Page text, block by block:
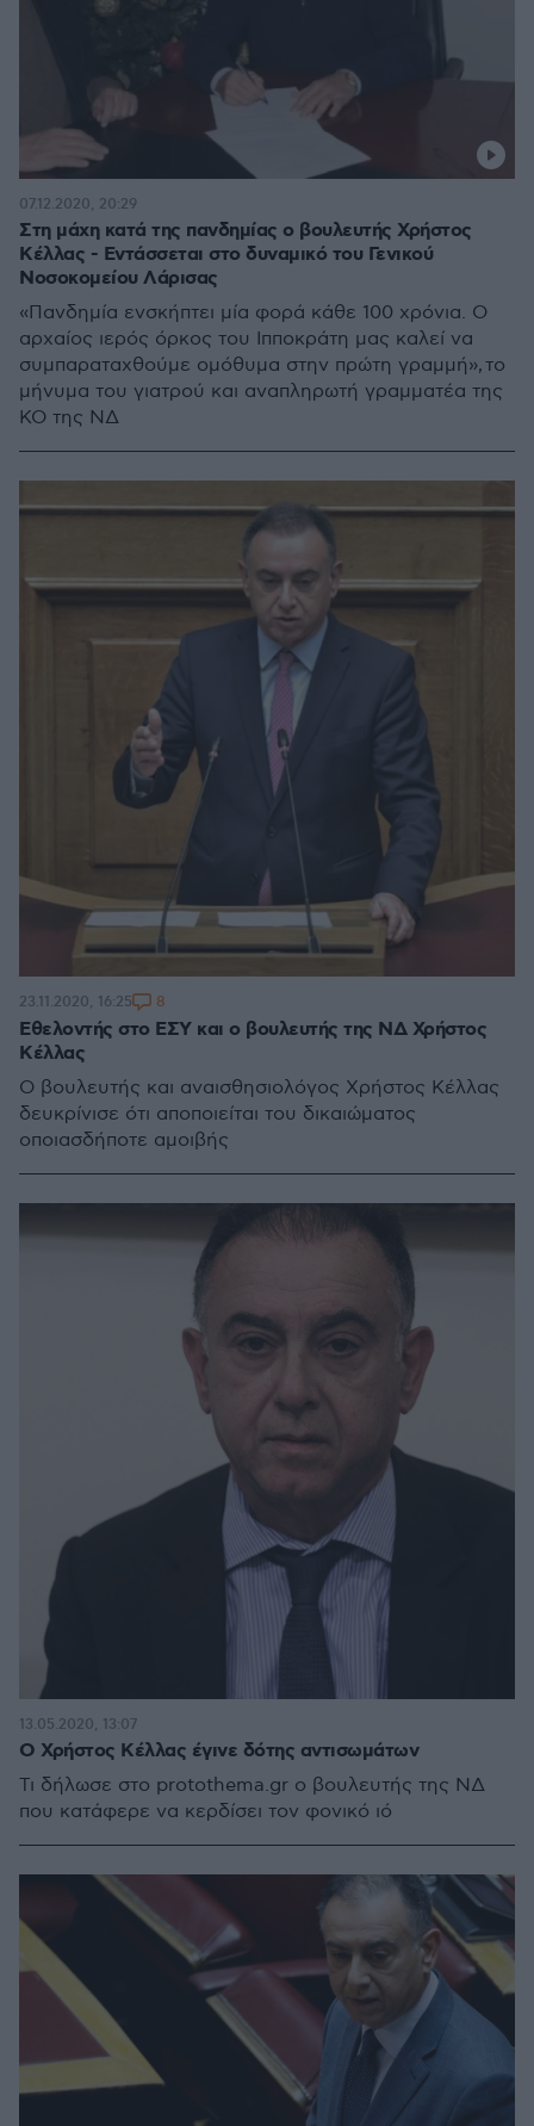
Στη μάχη κατά της πανδημίας ο βουλευτής Χρήστος
Κέλλας - Εντάσσεται στο δυναμικό του Γενικού
Νοσοκομείου Λάρισας
«Πανδημία ενσκήπτει μία φορά κάθε 100 χρόνια. Ο
αρχαίος ιερός όρκος του Ιπποκράτη μας καλεί να
συμπαραταχθούμε ομόθυμα στην πρώτη γραμμή», το
μήνυμα του γιατρού και αναπληρωτή γραμματέα της
ΚΟ της ΝΔ
07.12.2020, 20:29
Εθελοντής στο ΕΣΥ και ο βουλευτής της ΝΔ Χρήστος
Κέλλας
Ο βουλευτής και αναισθησιολόγος Χρήστος Κέλλας
δευκρίνισε ότι αποποιείται του δικαιώματος
οποιασδήποτε αμοιβής
23.11.2020, 16:25 8
Ο Χρήστος Κέλλας έγινε δότης αντισωμάτων
Τι δήλωσε στο protothema.gr ο βουλευτής της ΝΔ
που κατάφερε να κερδίσει τον φονικό ιό
13.05.2020, 13:07